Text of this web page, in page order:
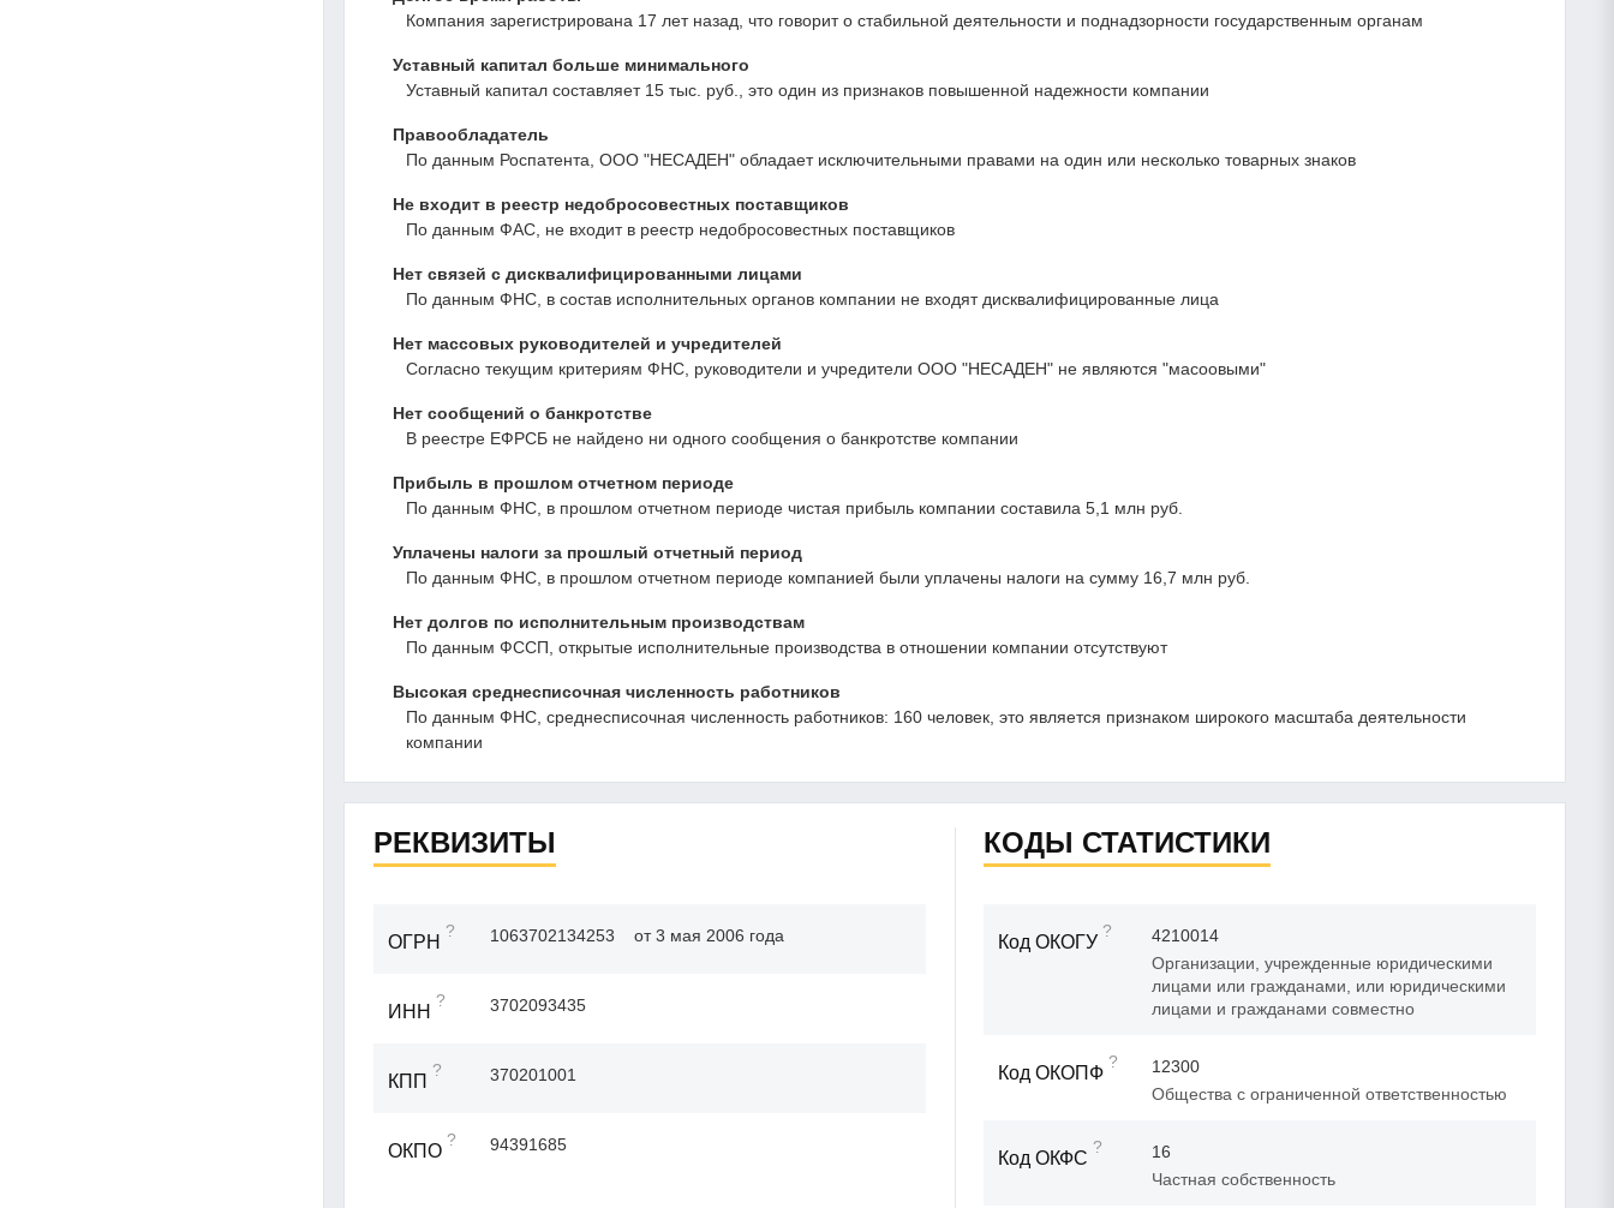
Компания зарегистрирована 17 лет назад, что говорит о стабильной деятельности и поднадзорности государственным органам
Уставный капитал больше минимального
Уставный капитал составляет 15 тыс. руб., это один из признаков повышенной надежности компании
Правообладатель
По данным Роспатента, ООО "НЕСАДЕН" обладает исключительными правами на один или несколько товарных знаков
Не входит в реестр недобросовестных поставщиков
По данным ФАС, не входит в реестр недобросовестных поставщиков
Нет связей с дисквалифицированными лицами
По данным ФНС, в состав исполнительных органов компании не входят дисквалифицированные лица
Нет массовых руководителей и учредителей
Согласно текущим критериям ФНС, руководители и учредители ООО "НЕСАДЕН" не являются "масоовыми"
Нет сообщений о банкротстве
В реестре ЕФРСБ не найдено ни одного сообщения о банкротстве компании
Прибыль в прошлом отчетном периоде
По данным ФНС, в прошлом отчетном периоде чистая прибыль компании составила 5,1 млн руб.
Уплачены налоги за прошлый отчетный период
По данным ФНС, в прошлом отчетном периоде компанией были уплачены налоги на сумму 16,7 млн руб.
Нет долгов по исполнительным производствам
По данным ФССП, открытые исполнительные производства в отношении компании отсутствуют
Высокая среднесписочная численность работников
По данным ФНС, среднесписочная численность работников: 160 человек, это является признаком широкого масштаба деятельности
компании
РЕКВИЗИТЫ
ОГРН
? 1063702134253 от 3 мая 2006 года
ИНН
? 3702093435
КПП
? 370201001
ОКПО
? 94391685
КОДЫ СТАТИСТИКИ
Код ОКОГУ
?
4210014
Организации, учрежденные юридическими
лицами или гражданами, или юридическими
лицами и гражданами совместно
Код ОКОПФ
?
12300
Общества с ограниченной ответственностью
Код ОКФС
?
16
Частная собственность